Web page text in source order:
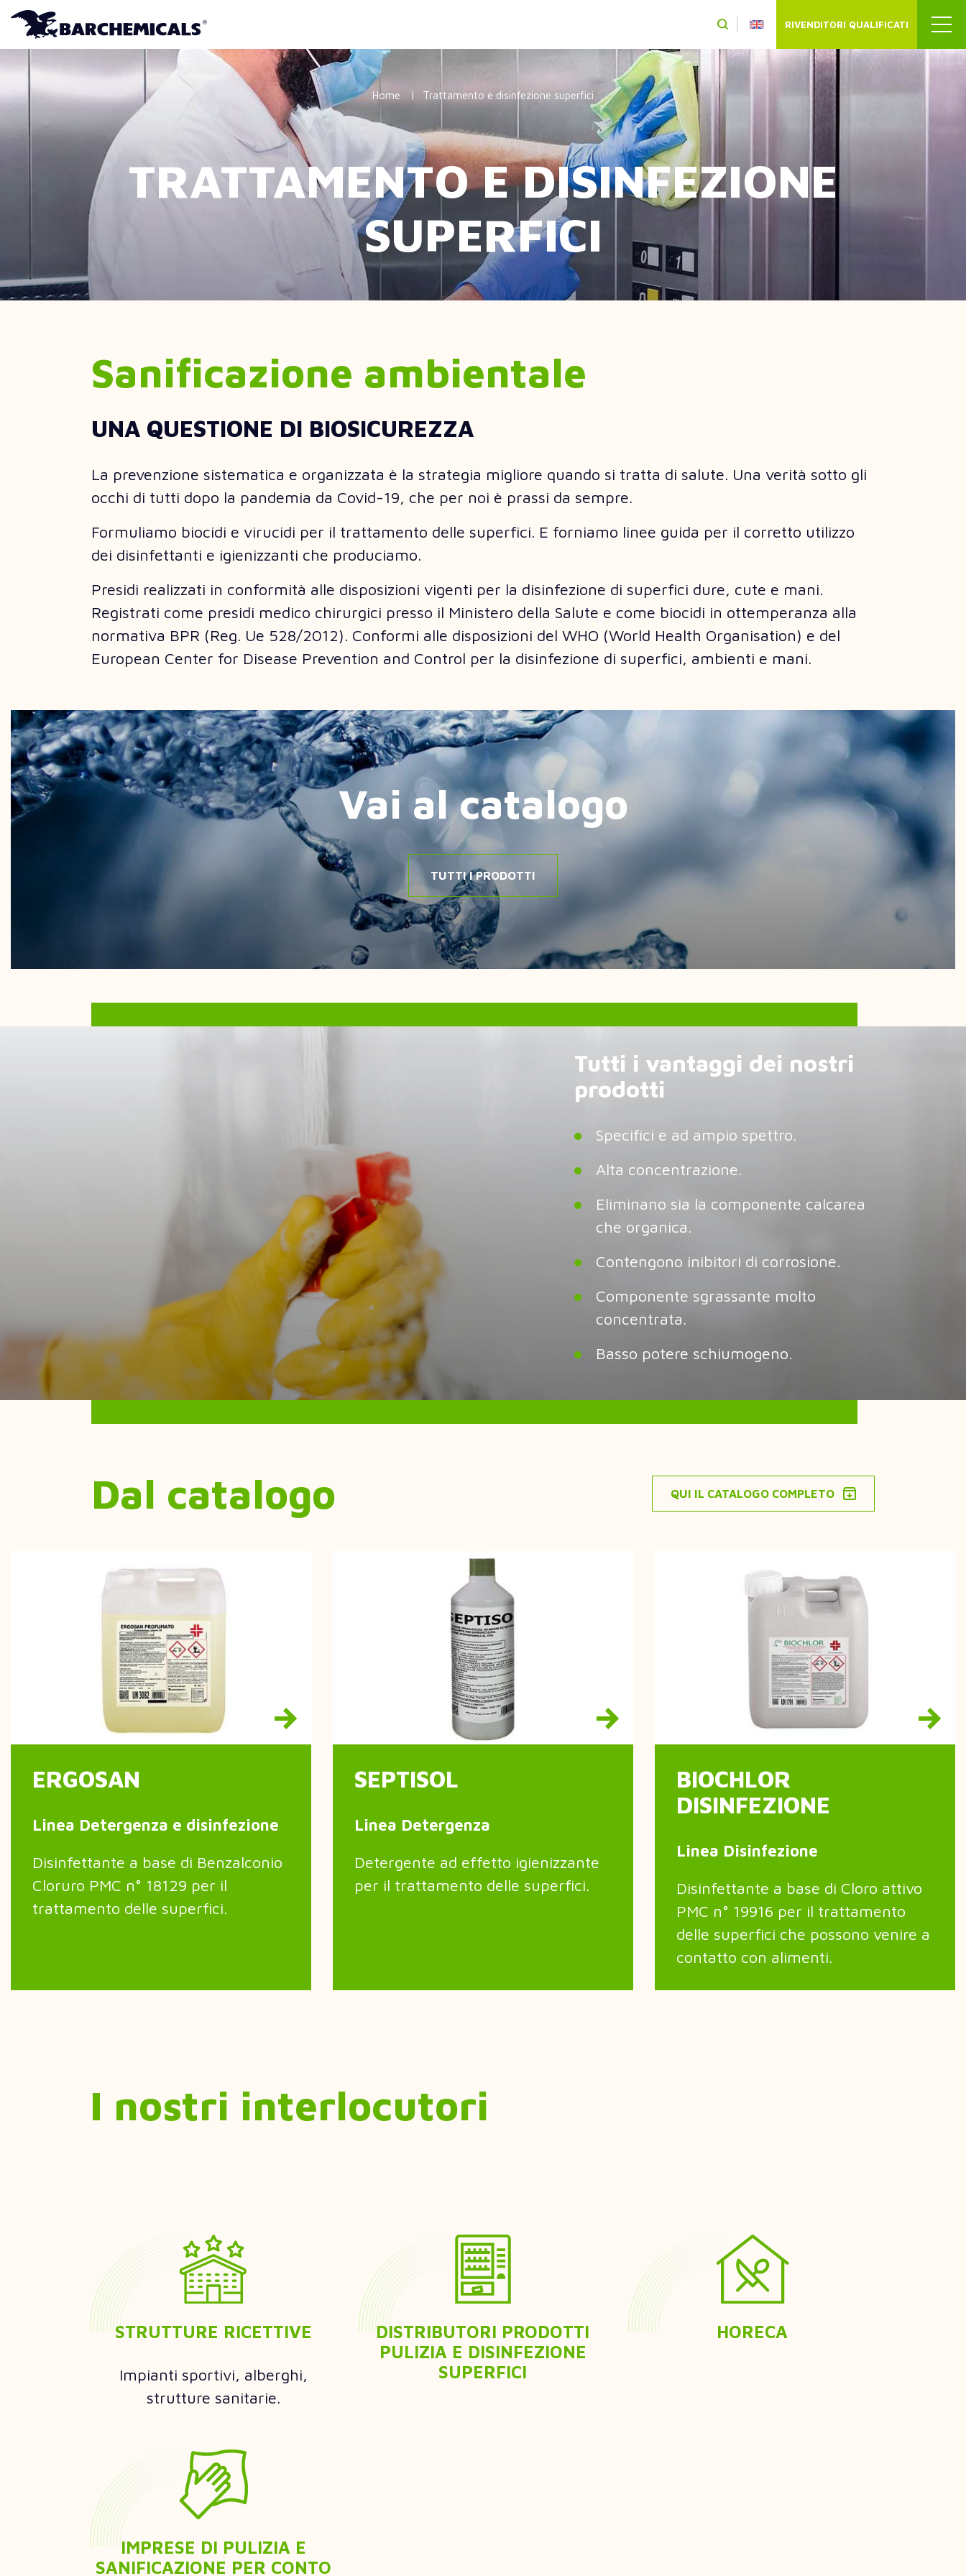
Salta al contenuto principale
Home Trattamento e disinfezione superfici
TRATTAMENTO E DISINFEZIONE
SUPERFICI
Sanificazione ambientale
UNA QUESTIONE DI BIOSICUREZZA
La prevenzione sistematica e organizzata è la strategia migliore quando si tratta di salute. Una verità sotto gli
occhi di tutti dopo la pandemia da Covid-19, che per noi è prassi da sempre.
Formuliamo biocidi e virucidi per il trattamento delle superfici. E forniamo linee guida per il corretto utilizzo
dei disinfettanti e igienizzanti che produciamo.
Presidi realizzati in conformità alle disposizioni vigenti per la disinfezione di superfici dure, cute e mani.
Registrati come presidi medico chirurgici presso il Ministero della Salute e come biocidi in ottemperanza alla
normativa BPR (Reg. Ue 528/2012). Conformi alle disposizioni del WHO (World Health Organisation) e del
European Center for Disease Prevention and Control per la disinfezione di superfici, ambienti e mani.
Vai al catalogo
TUTTI I PRODOTTI
Tutti i vantaggi dei nostri
prodotti
Specifici e ad ampio spettro.
Alta concentrazione.
Eliminano sia la componente calcarea
che organica.
Contengono inibitori di corrosione.
Componente sgrassante molto
concentrata.
Basso potere schiumogeno.
Dal catalogo QUI IL CATALOGO COMPLETO
ERGOSAN
Linea Detergenza e disinfezione
Disinfettante a base di Benzalconio
Cloruro PMC n° 18129 per il
trattamento delle superfici.
SEPTISOL
Linea Detergenza
Detergente ad effetto igienizzante
per il trattamento delle superfici.
BIOCHLOR
DISINFEZIONE
Linea Disinfezione
Disinfettante a base di Cloro attivo
PMC n° 19916 per il trattamento
delle superfici che possono venire a
contatto con alimenti.
I nostri interlocutori
STRUTTURE RICETTIVE
Impianti sportivi, alberghi,
strutture sanitarie.
DISTRIBUTORI PRODOTTI
PULIZIA E DISINFEZIONE
SUPERFICI
HORECA
IMPRESE DI PULIZIA E
SANIFICAZIONE PER CONTO
Header
RIVENDITORI QUALIFICATI